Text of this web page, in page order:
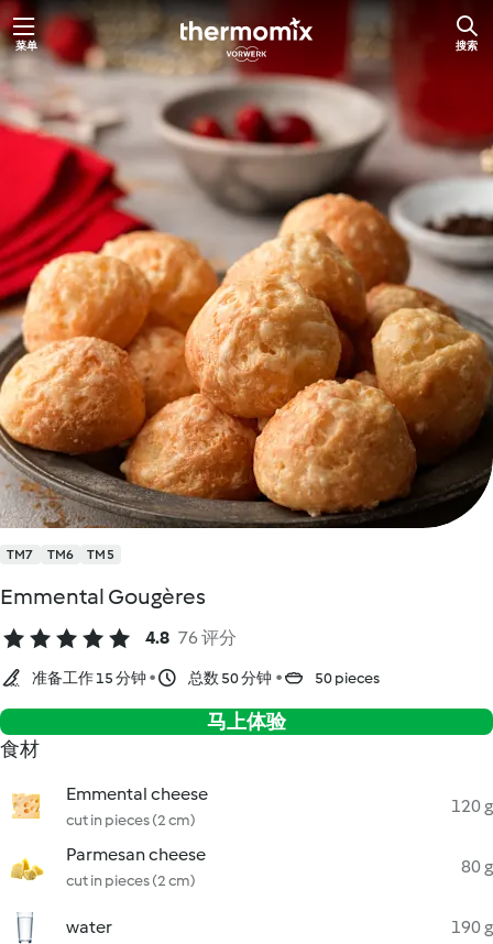
跳
至
内
容
菜单 搜索
TM7 TM6 TM5
Emmental Gougères
4.8 76 评分
准备工作 15 分钟 总数 50 分钟 50 pieces
马上体验
食材
Emmental cheese
cut in pieces (2 cm)
120 g
Parmesan cheese
cut in pieces (2 cm)
80 g
water 190 g